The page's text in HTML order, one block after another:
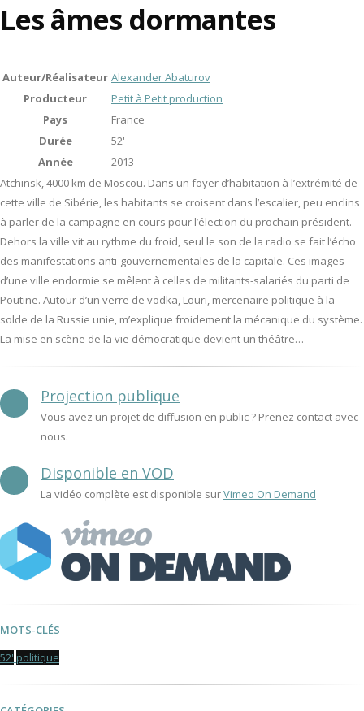
Les âmes dormantes
Auteur/Réalisateur Alexander Abaturov
Producteur
Petit à Petit production
Pays
France
Durée
52'
Année
2013
Atchinsk, 4000 km de Moscou. Dans un foyer d’habitation à l’extrémité de
cette ville de Sibérie, les habitants se croisent dans l’escalier, peu enclins
à parler de la campagne en cours pour l’élection du prochain président.
Dehors la ville vit au rythme du froid, seul le son de la radio se fait l’écho
des manifestations anti-gouvernementales de la capitale. Ces images
d’une ville endormie se mêlent à celles de militants-salariés du parti de
Poutine. Autour d’un verre de vodka, Louri, mercenaire politique à la
solde de la Russie unie, m’explique froidement la mécanique du système.
La mise en scène de la vie démocratique devient un théâtre…
Projection publique
Vous avez un projet de diffusion en public ? Prenez contact avec
nous.
Disponible en VOD
La vidéo complète est disponible surVimeo On Demand
MOTS-CLÉS
52' politique